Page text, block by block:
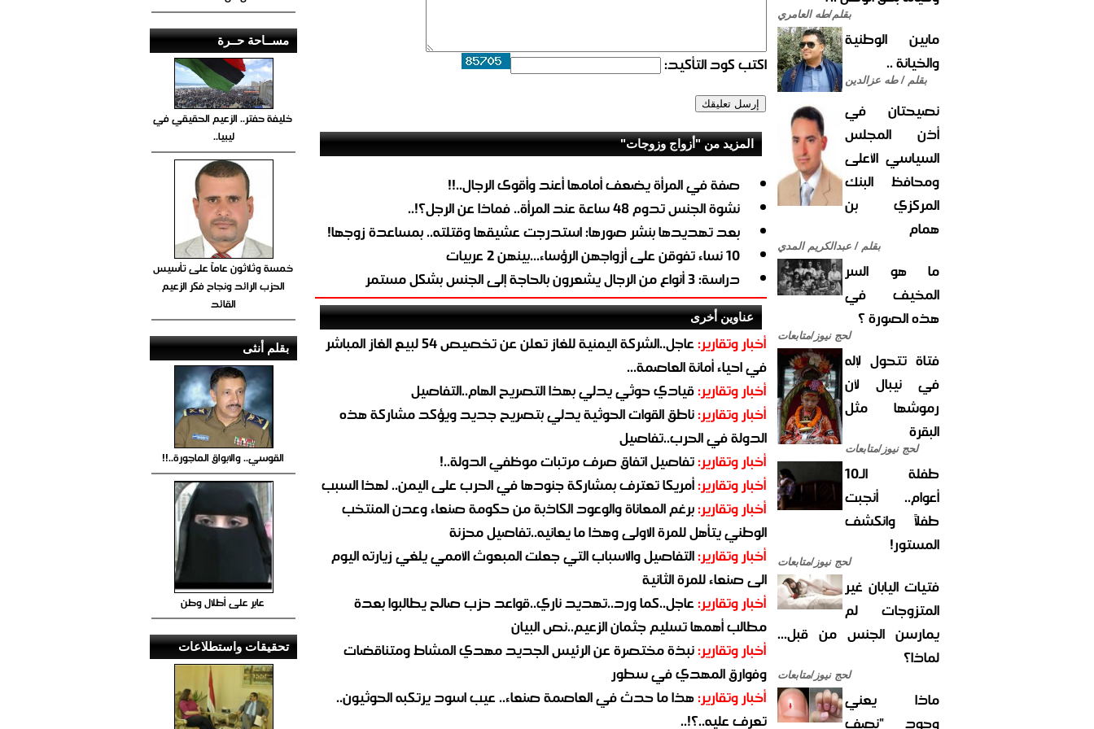
بقلم/طه العامري
مابين الوطنية
والخيانة ..
بقلم / طه عزالدين
نصيحتان في
أذن المجلس
السياسي الأعلى
ومحافظ البنك
المركزي بن
همام
بقلم / عبدالكريم المدي
ما هو السر
المخيف في
هذه الصورة ؟
لحج نيوز/متابعات
فتاة تتحول لإله
في نيبال لأن
رموشها مثل
البقرة
لحج نيوز/متابعات
طفلة الـ10
أعوام.. أنجبت
طفلاً وانكشف
المستور!
لحج نيوز/متابعات
فتيات اليابان غير
المتزوجات لم
يمارسن الجنس من قبل...
لماذا؟
لحج نيوز/متابعات
ماذا يعني
وجود "نصف
اكتب كود التأكيد:
المزيد من "أزواج وزوجات"
صفة في المرأة يضعف أمامها أعند وأقوى الرجال..!!
نشوة الجنس تدوم 48 ساعة عند المرأة.. فماذا عن الرجل؟!..
بعد تهديدها بنشر صورها: استدرجت عشيقها وقتلته.. بمساعدة زوجها!
10 نساء تفوقن على أزواجهن الرؤساء...بينهن 2 عربيات
دراسة: 3 أنواع من الرجال يشعرون بالحاجة إلى الجنس بشكل مستمر
عناوين أخرى
أخبار وتقارير:
عاجل..الشركة اليمنية للغاز تعلن عن تخصيص 54 لبيع الغاز المباشر
في احياء أمانة العاصمة...
أخبار وتقارير:قيادي حوثي يدلي بهذا التصريح الهام..التفاصيل
أخبار وتقارير:ناطق القوات الحوثية يدلي بتصريح جديد ويؤكد مشاركة هذه
الدولة في الحرب..تفاصيل
أخبار وتقارير:تفاصيل اتفاق صرف مرتبات موظفي الدولة..!
أخبار وتقارير:أمريكا تعترف بمشاركة جنودها في الحرب على اليمن.. لهذا السبب
أخبار وتقارير:برغم المعاناة والوعود الكاذبة من حكومة صنعاء وعدن المنتخب
الوطني يتأهل للمرة الاولى وهذا ما يعانيه..تفاصيل محزنة
أخبار وتقارير:التفاصيل والاسباب التي جعلت المبعوث الأممي يلغي زيارته اليوم
الى صنعاء للمرة الثانية
أخبار وتقارير:عاجل..كما ورد..تهديد ناري..قواعد حزب صالح يطالبوا بعدة
مطالب أهمها تسليم جثمان الزعيم..نص البيان
أخبار وتقارير:نبذة مختصرة عن الرئيس الجديد مهدي المشاط ومتناقضات
وفوارق المهدي في سطور
أخبار وتقارير:هذا ما حدث في العاصمة صنعاء.. عيب اسود يرتكبه الحوثيون..
تعرف عليه..؟!..
مســاحة حــرة
خليفة حفتر.. الزعيم الحقيقي في
ليبيا..
خمسة وثلاثون عاماً على تأسيس
الحزب الرائد ونجاح فكر الزعيم
القائد
بقلم أنثى
القوسي.. والابواق الماجورة..!!
عابر على أطلال وطن
تحقيقات واستطلاعات